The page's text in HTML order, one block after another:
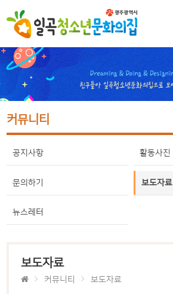
커뮤니티
공지사항 활동사진
문의하기 보도자료
뉴스레터
보도자료
커뮤니티 보도자료